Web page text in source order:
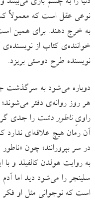
نوعی عقل است که معمولاً
به خرج دهند. برای همین
خواننده‌ی کتاب از
نویسنده طرح دوستی بریزد.
دوباره می‌شود به سرگذشت
هر روز روانه‌ی دفتر می‌شوند؛
راویِناطور دشت را جدی
آن رمان هیچ علاقه‌ای ندارد
در سر بپرورانند؛ چون
به روایت هولدن کالفیلد و
سلینجر را می‌شود دید اما
است که نوجوانی مثل او فکر